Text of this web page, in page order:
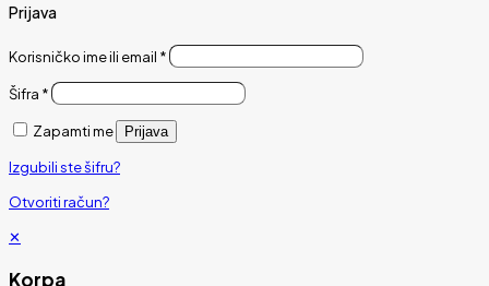
Prijava
Korisničko ime ili email *
Šifra *
Zapamti me Prijava
Izgubili ste šifru?
Otvoriti račun?
✕
Korpa